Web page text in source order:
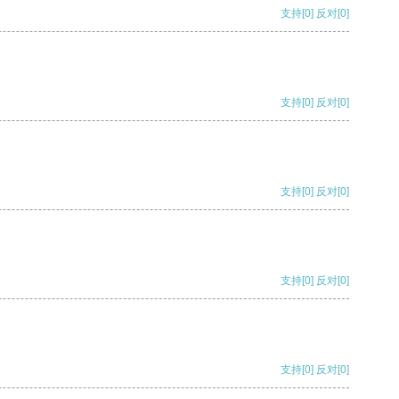
支持[0] 反对[0]
支持[0] 反对[0]
支持[0] 反对[0]
支持[0] 反对[0]
支持[0] 反对[0]